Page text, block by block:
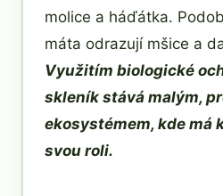
molice a háďátka.
máta odrazují mšice a
Využitím biologické
skleník stává malým,
ekosystémem, kde má
svou roli.